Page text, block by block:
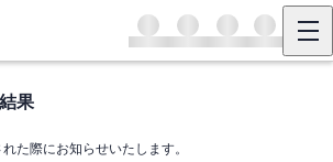
果
た際にお知らせいたします。